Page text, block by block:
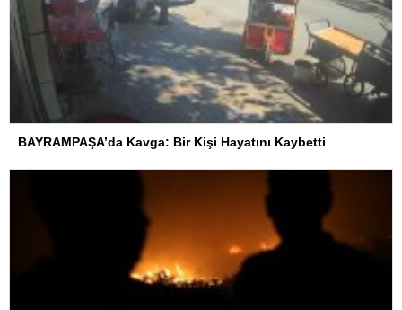
BAYRAMPAŞA’da Kavga: Bir Kişi Hayatını Kaybetti